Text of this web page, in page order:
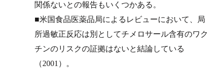
関係ないとの報告もいくつかある。
■米国食品医薬品局によるレビューにおいて、局
所過敏正反応は別としてチメロサール含有のワク
チンのリスクの証拠はないと結論している
（2001）。